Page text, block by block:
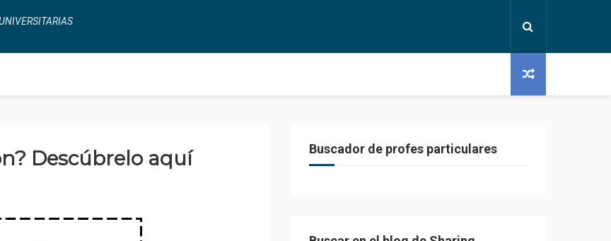
Descúbrelo aquí Buscador de profes particulares